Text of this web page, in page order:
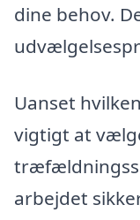
dine behov.
Uanset
vigtigt at
arbejdet